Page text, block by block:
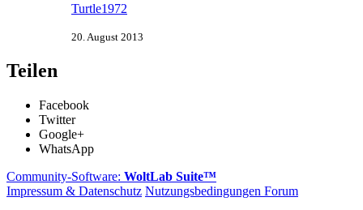
Turtle1972
20. August 2013
Teilen
Facebook
Twitter
Google+
WhatsApp
Community-Software: WoltLab Suite™
Impressum & Datenschutz Nutzungsbedingungen Forum